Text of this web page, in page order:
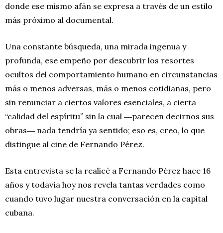
donde ese mismo afán se expresa a través de un estilo
más próximo al documental.
Una constante búsqueda, una mirada ingenua y
profunda, ese empeño por descubrir los resortes
ocultos del comportamiento humano en circunstancias
más o menos adversas, más o menos cotidianas, pero
sin renunciar a ciertos valores esenciales, a cierta
“calidad del espíritu” sin la cual ―parecen decirnos sus
obras― nada tendría ya sentido; eso es, creo, lo que
distingue al cine de Fernando Pérez.
Esta entrevista se la realicé a Fernando Pérez hace 16
años y todavía hoy nos revela tantas verdades como
cuando tuvo lugar nuestra conversación en la capital
cubana.